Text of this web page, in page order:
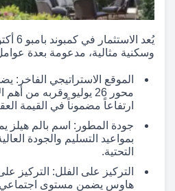
يُعد
وسكنية مثالية، مدعومة بعدة
الموقع الاستراتيجي الفاخر:
محور 26 يوليو وقربه من
ارتفاعاً مضموناً في القيمة
جودة المطور: اسم بالم هيلز
بمواعيد التسليم والجودة
التحتية.
التركيز على الفلل: التركيز
هاوس يضمن مستوى اجتماعي